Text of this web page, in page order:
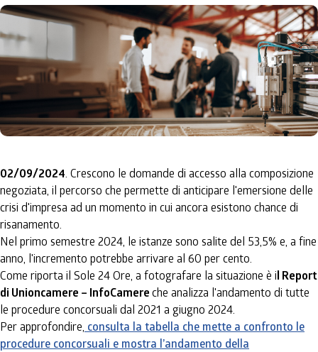
02/09/2024 . Crescono le domande di accesso alla composizione
negoziata, il percorso che permette di anticipare l'emersione delle
crisi d'impresa ad un momento in cui ancora esistono chance di
risanamento.
Nel primo semestre 2024, le istanze sono salite del 53,5% e, a fine
anno, l'incremento potrebbe arrivare al 60 per cento.
Come riporta il Sole 24 Ore, a fotografare la situazione è il Report
di Unioncamere – InfoCamereche analizza l'andamento di tutte
le procedure concorsuali dal 2021 a giugno 2024.
Per approfondire, consulta la tabella che mette a confronto le
procedure concorsuali e mostra l’andamento della